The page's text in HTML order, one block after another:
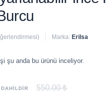
Marka: Erilsa
şu anda bu ürünü inceliyor.
550.00 ₺